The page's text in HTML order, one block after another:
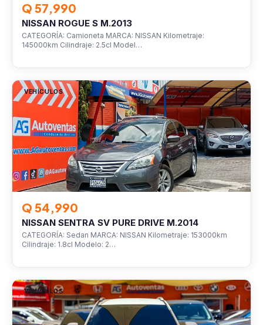
Q 57,990
NISSAN ROGUE S M.2013
CATEGORÍA: Camioneta MARCA: NISSAN Kilometraje:
145000km Cilindraje: 2.5cl Model…
VEHÍCULOS
Q 54,990
NISSAN SENTRA SV PURE DRIVE M.2014
CATEGORÍA: Sedan MARCA: NISSAN Kilometraje: 153000km
Cilindraje: 1.8cl Modelo: 2…
VEHÍCULOS